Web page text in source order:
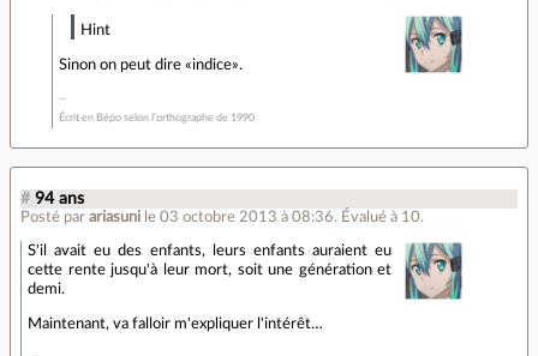
Hint
Sinon on peut dire «indice».
Écrit en Bépo selon l’orthographe de 1990
# 94 ans
Posté par ariasuni le 03 octobre 2013 à 08:36. Évalué à 10.
S'il avait eu des enfants, leurs enfants auraient eu
cette rente jusqu'à leur mort, soit une génération et
demi.
Maintenant, va falloir m'expliquer l'intérêt…